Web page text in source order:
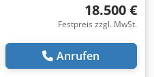
18.500 €
Festpreis zzgl. MwSt.
Anrufen